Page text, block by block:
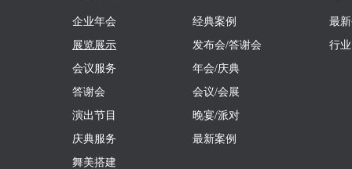
企业年会
展览展示
会议服务
答谢会
演出节目
庆典服务
舞美搭建
经典案例
发布会/答谢会
年会/庆典
会议/会展
晚宴/派对
最新案例
最
行